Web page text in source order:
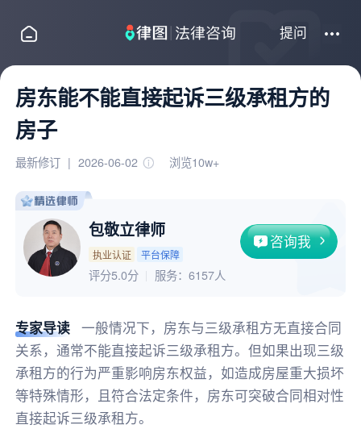
提问
房东能不能直接起诉三级承租方的
房子
最新修订 | 2026-06-02 浏览10w+
包敬立律师
执业认证 平台保障
咨询我
评分5.0分 服务： 6157人
专家导读
一般情况下，房东与三级承租方无直接合同
关系，通常不能直接起诉三级承租方。但如果出现三级
承租方的行为严重影响房东权益，如造成房屋重大损坏
等特殊情形，且符合法定条件，房东可突破合同相对性
直接起诉三级承租方。